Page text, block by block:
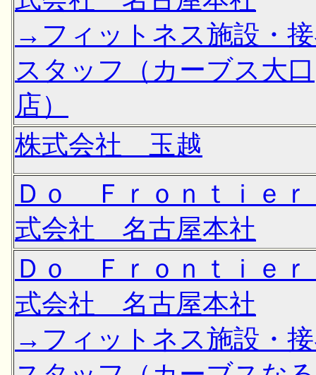
→フィットネス施設・
スタッフ（カーブス大口
店）
株式会社 玉越
Ｄｏ Ｆｒｏｎｔｉｅ
式会社 名古屋本社
Ｄｏ Ｆｒｏｎｔｉｅ
式会社 名古屋本社
→フィットネス施設・